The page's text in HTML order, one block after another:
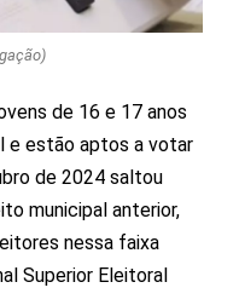
de 16 e 17 anos
e estão aptos a votar
de 2024 saltou
municipal anterior,
nessa faixa
Superior Eleitoral